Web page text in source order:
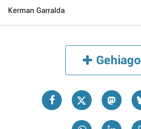
Kerman Garralda
Gehiago